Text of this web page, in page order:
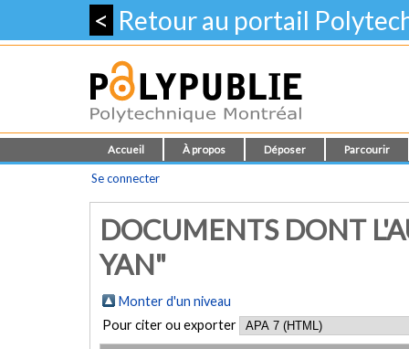
< Retour au portail
Accueil À propos Déposer Parcourir
Se connecter
DOCUMENTS DONT
YAN"
Monter d'un niveau
Pour citer ou exporter